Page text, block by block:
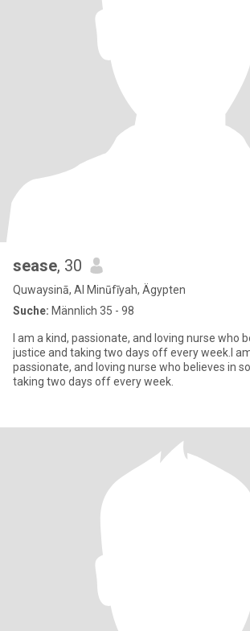
sease, 30
Quwaysinā, Al Minūfīyah, Ägypten
Suche: Männlich 35 - 98
I am a kind, passionate, and loving nurse who
justice and taking two days off every week.I
passionate, and loving nurse who believes in
taking two days off every week.